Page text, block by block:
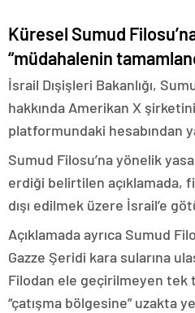
Küresel Sumud
“müdahalenin
İsrail Dışişleri Bakanlığı,
hakkında Amerikan X
platformundaki hesabından
Sumud Filosu’na yönelik yasa
erdiği belirtilen açıklamada,
dışı edilmek üzere İsrail’e
Açıklamada ayrıca Sumud
Gazze Şeridi kara sularına
Filodan ele geçirilmeyen tek
“çatışma bölgesine” uzakta